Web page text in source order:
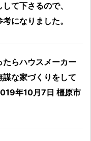
て下さるので、
になりました。
たらハウスメーカー
な家づくりをして
年10月7日 橿原市